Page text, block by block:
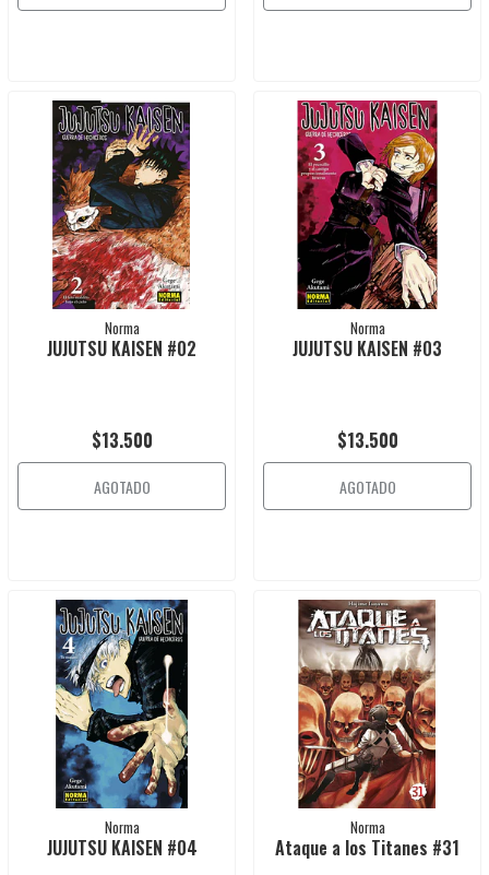
Norma
JUJUTSU KAISEN #02
$13.500
AGOTADO
Norma
JUJUTSU KAISEN #03
$13.500
AGOTADO
Norma
JUJUTSU KAISEN #04
Norma
Ataque a los Titanes #31